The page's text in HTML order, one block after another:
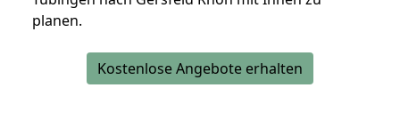
planen.
Kostenlose Angebote erhalten